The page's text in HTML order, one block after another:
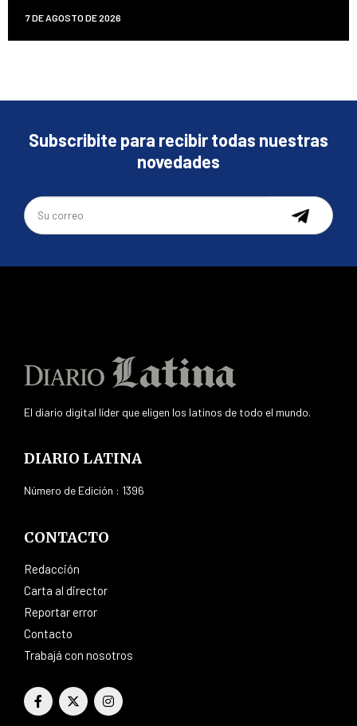
7 DE AGOSTO DE 2026
Subscribite para recibir todas nuestras
novedades
El diario digital líder que eligen los latinos de todo el mundo.
DIARIO LATINA
Número de Edición : 1396
CONTACTO
Redacción
Carta al director
Reportar error
Contacto
Trabajá con nosotros